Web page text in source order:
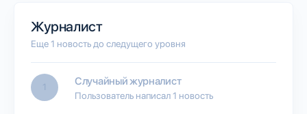
Журналист
Еще 1 новость до следущего уровня
1 Случайный журналист
Пользователь написал 1 новость